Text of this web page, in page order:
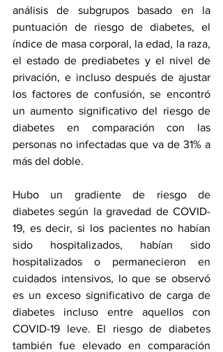
análisis de subgrupos basado en la
puntuación de riesgo de diabetes, el
índice de masa corporal, la edad, la raza,
el estado de prediabetes y el nivel de
privación, e incluso después de ajustar
los factores de confusión, se encontró
un aumento significativo del riesgo de
diabetes en comparación con las
personas no infectadas que va de 31% a
más del doble.
Hubo un gradiente de riesgo de
diabetes según la gravedad de COVID-
19, es decir, si los pacientes no habían
sido hospitalizados, habían sido
hospitalizados o permanecieron en
cuidados intensivos, lo que se observó
es un exceso significativo de carga de
diabetes incluso entre aquellos con
COVID-19 leve. El riesgo de diabetes
también fue elevado en comparación